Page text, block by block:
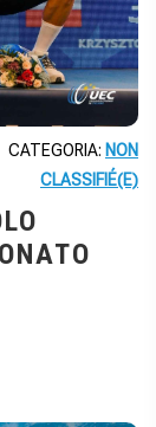
CATEGORIA: NON
CLASSIFIÉ(E)